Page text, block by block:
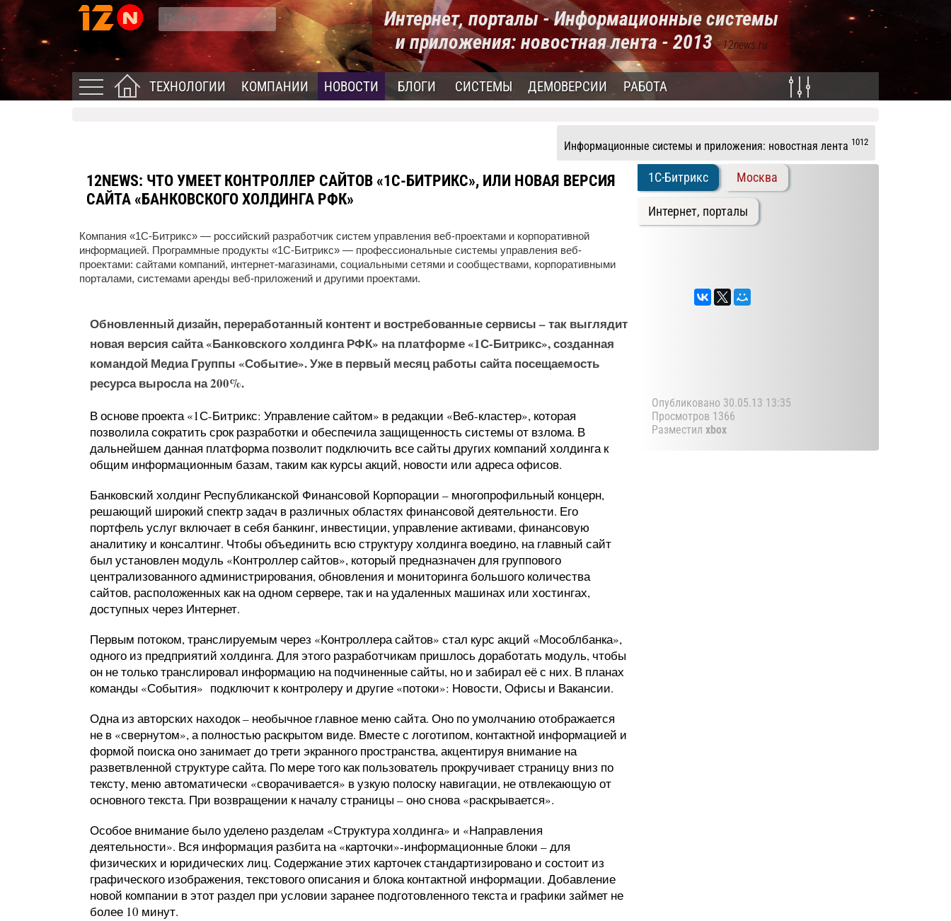
Интернет, порталы - Информационные системы
и приложения: новостная лента - 2013- 12news.ru
ТЕХНОЛОГИИ КОМПАНИИ НОВОСТИ БЛОГИ СИСТЕМЫ ДЕМОВЕРСИИ РАБОТА
Информационные системы и приложения: новостная лента 1012
12NEWS: ЧТО УМЕЕТ КОНТРОЛЛЕР САЙТОВ «1С-БИТРИКС», ИЛИ НОВАЯ ВЕРСИЯ
САЙТА «БАНКОВСКОГО ХОЛДИНГА РФК»
Компания «1С-Битрикс» — российский разработчик систем управления веб-проектами и корпоративной
информацией. Программные продукты «1С-Битрикс» — профессиональные системы управления веб-
проектами: сайтами компаний, интернет-магазинами, социальными сетями и сообществами, корпоративными
порталами, системами аренды веб-приложений и другими проектами.
Обновленный дизайн, переработанный контент и востребованные сервисы – так выглядит
новая версия сайта «Банковского холдинга РФК» на платформе «1С-Битрикс», созданная
командой Медиа Группы «Событие». Уже в первый месяц работы сайта посещаемость
ресурса выросла на 200%.
В основе проекта «1С-Битрикс: Управление сайтом» в редакции «Веб-кластер», которая
позволила сократить срок разработки и обеспечила защищенность системы от взлома. В
дальнейшем данная платформа позволит подключить все сайты других компаний холдинга к
общим информационным базам, таким как курсы акций, новости или адреса офисов.
Банковский холдинг Республиканской Финансовой Корпорации – многопрофильный концерн,
решающий широкий спектр задач в различных областях финансовой деятельности. Его
портфель услуг включает в себя банкинг, инвестиции, управление активами, финансовую
аналитику и консалтинг. Чтобы объединить всю структуру холдинга воедино, на главный сайт
был установлен модуль «Контроллер сайтов», который предназначен для группового
централизованного администрирования, обновления и мониторинга большого количества
сайтов, расположенных как на одном сервере, так и на удаленных машинах или хостингах,
доступных через Интернет.
Первым потоком, транслируемым через «Контроллера сайтов» стал курс акций «Мособлбанка»,
одного из предприятий холдинга. Для этого разработчикам пришлось доработать модуль, чтобы
он не только транслировал информацию на подчиненные сайты, но и забирал её с них. В планах
команды «События» подключит к контролеру и другие «потоки»: Новости, Офисы и Вакансии.
Одна из авторских находок – необычное главное меню сайта. Оно по умолчанию отображается
не в «свернутом», а полностью раскрытом виде. Вместе с логотипом, контактной информацией и
формой поиска оно занимает до трети экранного пространства, акцентируя внимание на
разветвленной структуре сайта. По мере того как пользователь прокручивает страницу вниз по
тексту, меню автоматически «сворачивается» в узкую полоску навигации, не отвлекающую от
основного текста. При возвращении к началу страницы – оно снова «раскрывается».
Особое внимание было уделено разделам «Структура холдинга» и «Направления
деятельности». Вся информация разбита на «карточки»-информационные блоки – для
физических и юридических лиц. Содержание этих карточек стандартизировано и состоит из
графического изображения, текстового описания и блока контактной информации. Добавление
новой компании в этот раздел при условии заранее подготовленного текста и графики займет не
более 10 минут.
1С-Битрикс Москва
Интернет, порталы
Опубликовано 30.05.13 13:35
Просмотров 1366
Разместил xbox